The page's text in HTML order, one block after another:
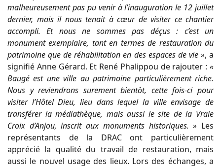
malheureusement pas pu venir à l’inauguration le 12 juillet
dernier, mais il nous tenait à cœur de visiter ce chantier
accompli. Et nous ne sommes pas déçus : c’est un
monument exemplaire, tant en termes de restauration du
patrimoine que de réhabilitation en des espaces de vie », a
signifié Anne Gérard. Et René Phalippou de rajouter : «
Baugé est une ville au patrimoine particulièrement riche.
Nous y reviendrons surement bientôt, cette fois-ci pour
visiter l’Hôtel Dieu, lieu dans lequel la ville envisage de
transférer la médiathèque, mais aussi le site de la Vraie
Croix d’Anjou, inscrit aux monuments historiques. » Les
représentants de la DRAC ont particulièrement
apprécié la qualité du travail de restauration, mais
aussi le nouvel usage des lieux. Lors des échanges, a